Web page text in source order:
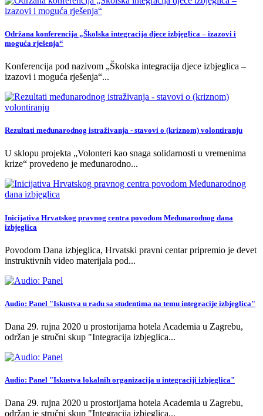
Održana konferencija „Školska integracija djece izbjeglica – izazovi i
moguća rješenja“
Konferencija pod nazivom „Školska integracija djece izbjeglica –
izazovi i moguća rješenja“...
Rezultati međunarodnog istraživanja - stavovi o (kriznom) volontiranju
U sklopu projekta „Volonteri kao snaga solidarnosti u vremenima
krize“ provedeno je međunarodno...
Inicijativa Hrvatskog pravnog centra povodom Međunarodnog dana
izbjeglica
Povodom Dana izbjeglica, Hrvatski pravni centar pripremio je devet
instruktivnih video materijala pod...
Audio: Panel "Iskustva u radu sa studentima na temu integracije izbjeglica"
Dana 29. rujna 2020 u prostorijama hotela Academia u Zagrebu,
održan je stručni skup "Integracija izbjeglica...
Audio: Panel "Iskustva lokalnih organizacija u integraciji izbjeglica"
Dana 29. rujna 2020 u prostorijama hotela Academia u Zagrebu,
održan je stručni skup "Integracija izbjeglica...